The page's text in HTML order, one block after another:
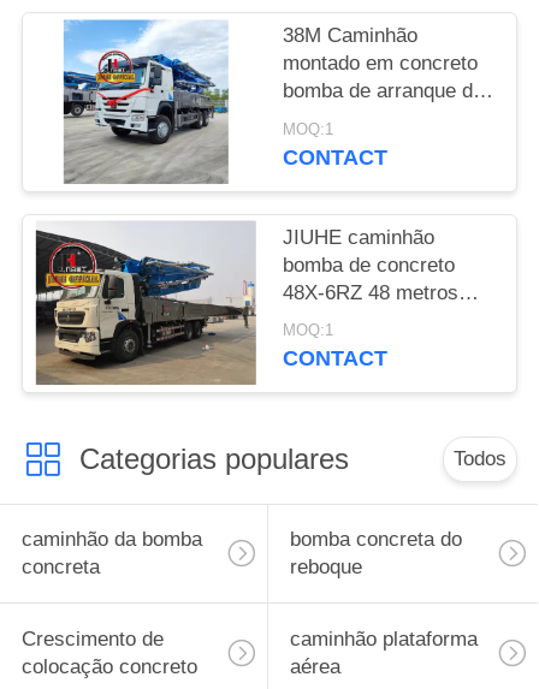
38M Caminhão
montado em concreto
bomba de arranque de
máquinas de concreto
hidráulico Caminhão de
MOQ:1
CONTACT
JIUHE caminhão
bomba de concreto
48X-6RZ 48 metros
bomba de concreto
caminhão bomba de
MOQ:1
CONTACT
Categorias populares Todos
caminhão da bomba
concreta
bomba concreta do
reboque
Crescimento de
colocação concreto
caminhão plataforma
aérea